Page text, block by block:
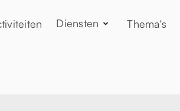
Diensten Thema's